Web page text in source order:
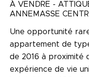
À VENDRE -
ANNEMASSE
Une opportunité
appartement de
de 2016 à proximité
expérience de vie